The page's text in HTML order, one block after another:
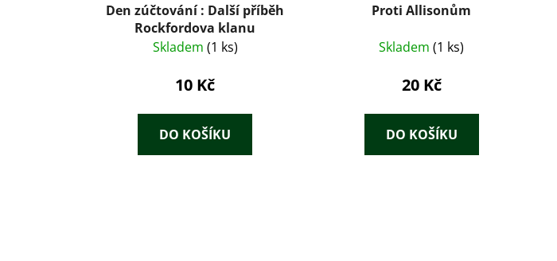
Den zúčtování : Další příběh
Rockfordova klanu
Skladem (1 ks)
10 Kč
DO KOŠÍKU
Proti Allisonům
Skladem(1 ks)
20 Kč
DO KOŠÍKU